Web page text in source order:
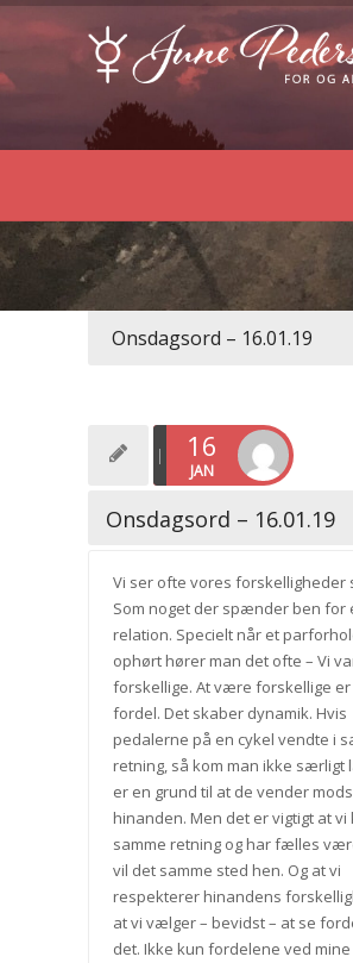
Onsdagsord – 16.01.19
16
JAN
Onsdagsord – 16.01.19
Vi ser ofte vores forskelligheder
Som noget der spænder ben for
relation. Specielt når et
ophørt hører man det ofte – Vi
forskellige. At være forskellige er
fordel. Det skaber dynamik. Hvis
pedalerne på en cykel vendte i
retning, så kom man ikke særligt
er en grund til at de vender
hinanden. Men det er vigtigt at vi
samme retning og har fælles
vil det samme sted hen. Og at vi
respekterer hinandens
at vi vælger – bevidst – at se
det. Ikke kun fordelene ved